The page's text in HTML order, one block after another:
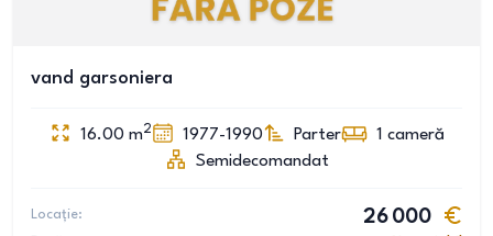
vand garsoniera
16.00 m2 1977-1990 Parter 1 cameră
Semidecomandat
Locație:
26 000